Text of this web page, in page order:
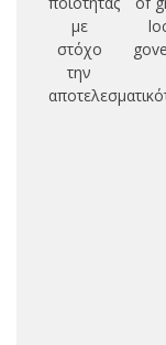
με
στόχο
την